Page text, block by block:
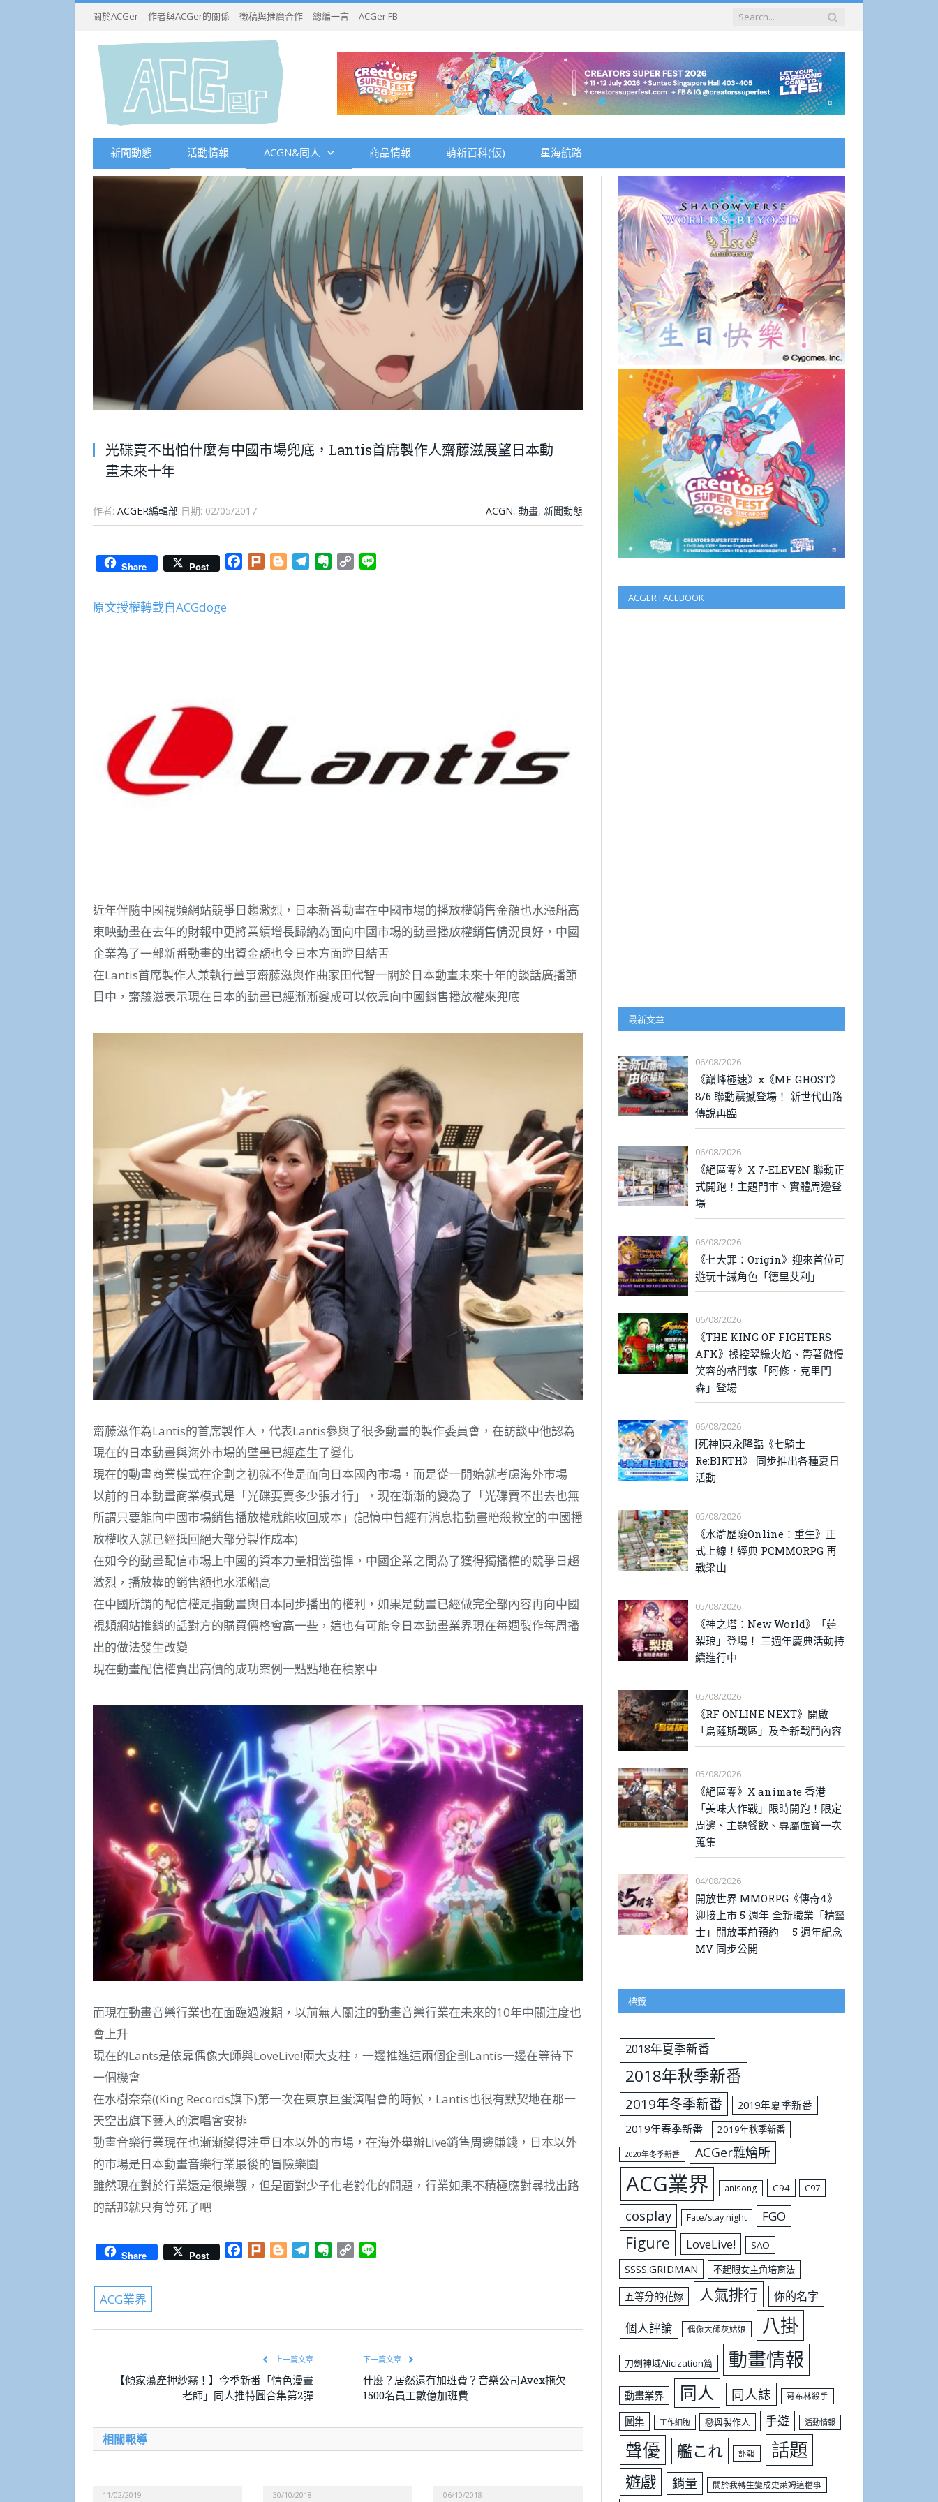
關於ACGer 作者與ACGer的關係 徵稿與推廣合作 總編一言 ACGer FB
新聞動態 活動情報 ACGN&同人 商品情報 萌新百科(仮) 星海航路
光碟賣不出怕什麼有中國市場兜底，Lantis首席製作人齋藤滋展望日本動
畫未來十年
作者: ACGER編輯部 日期: 02/05/2017 ACGN, 動畫, 新聞動態
Share Post Facebook
Plurk BloggerTelegramEvernote
Copy
原文授權轉載自ACGdoge
近年伴隨中國視頻網站競爭日趨激烈，日本新番動畫在中國市場的播放權銷售金額也水漲船高
東映動畫在去年的財報中更將業績增長歸納為面向中國市場的動畫播放權銷售情況良好，中國
企業為了一部新番動畫的出資金額也令日本方面瞠目結舌
在Lantis首席製作人兼執行董事齋藤滋與作曲家田代智一關於日本動畫未來十年的談話廣播節
目中，齋藤滋表示現在日本的動畫已經漸漸變成可以依靠向中國銷售播放權來兜底
齋藤滋作為Lantis的首席製作人，代表Lantis參與了很多動畫的製作委員會，在訪談中他認為
現在的日本動畫與海外市場的壁壘已經產生了變化
現在的動畫商業模式在企劃之初就不僅是面向日本國內市場，而是從一開始就考慮海外市場
以前的日本動畫商業模式是「光碟要賣多少張才行」，現在漸漸的變為了「光碟賣不出去也無
所謂只要能向中國市場銷售播放權就能收回成本」(記憶中曾經有消息指動畫暗殺教室的中國播
放權收入就已經抵回絕大部分製作成本)
在如今的動畫配信市場上中國的資本力量相當強悍，中國企業之間為了獲得獨播權的競爭日趨
激烈，播放權的銷售額也水漲船高
在中國所謂的配信權是指動畫與日本同步播出的權利，如果是動畫已經做完全部內容再向中國
視頻網站推銷的話對方的購買價格會高一些，這也有可能令日本動畫業界現在每週製作每周播
出的做法發生改變
現在動畫配信權賣出高價的成功案例一點點地在積累中
而現在動畫音樂行業也在面臨過渡期，以前無人關注的動畫音樂行業在未來的10年中關注度也
會上升
現在的Lants是依靠偶像大師與LoveLive!兩大支柱，一邊推進這兩個企劃Lantis一邊在等待下
一個機會
在水樹奈奈((King Records旗下)第一次在東京巨蛋演唱會的時候，Lantis也很有默契地在那一
天空出旗下藝人的演唱會安排
動畫音樂行業現在也漸漸變得注重日本以外的市場，在海外舉辦Live銷售周邊賺錢，日本以外
的市場是日本動畫音樂行業最後的冒險樂園
雖然現在對於行業還是很樂觀，但是面對少子化老齡化的問題，行業如果不積極應對尋找出路
的話那就只有等死了吧
Share Post Facebook
Plurk BloggerTelegramEvernote
Copy
ACG業界
上一篇文章
【傾家蕩產押紗霧！】今季新番「情色漫畫
老師」同人推特圖合集第2彈
下一篇文章
什麼？居然還有加班費？音樂公司Avex拖欠
1500名員工數億加班費
相關報導
11/02/2019 30/10/2018 06/10/2018
ACGER FACEBOOK
最新文章
06/08/2026
《巔峰極速》x《MF GHOST》
8/6 聯動震撼登場！ 新世代山路
傳說再臨
06/08/2026
《絕區零》X 7-ELEVEN 聯動正
式開跑！主題門市、實體周邊登
場
06/08/2026
《七大罪：Origin》迎來首位可
遊玩十誡角色「德里艾利」
06/08/2026
《THE KING OF FIGHTERS
AFK》操控翠綠火焰、帶著傲慢
笑容的格鬥家「阿修．克里門
森」登場
06/08/2026
[死神]東永降臨《七騎士
Re:BIRTH》 同步推出各種夏日
活動
05/08/2026
《水滸歷險Online：重生》正
式上線！經典 PCMMORPG 再
戰梁山
05/08/2026
《神之塔：New World》「蓮
梨琅」登場！ 三週年慶典活動持
續進行中
05/08/2026
《RF ONLINE NEXT》開啟
「烏薩斯戰區」及全新戰鬥內容
05/08/2026
《絕區零》X animate 香港
「美味大作戰」限時開跑！限定
周邊、主題餐飲、專屬虛寶一次
蒐集
04/08/2026
開放世界 MMORPG《傳奇4》
迎接上市 5 週年 全新職業「精靈
士」開放事前預約 5 週年紀念
MV 同步公開
標籤
2018年夏季新番
2018年秋季新番
2019年冬季新番
2019年夏季新番
2019年春季新番
2019年秋季新番
2020年冬季新番 ACGer雜燴所
ACG業界 anisong C94 C97
cosplay Fate/stay night FGO
Figure LoveLive! SAO
SSSS.GRIDMAN 不起眼女主角培育法
五等分的花嫁 人氣排行 你的名字
個人評論 偶像大師灰姑娘 八掛
刀劍神域Alicization篇 動畫情報
動畫業界 同人 同人誌 哥布林殺手
圖集 工作細胞 戀與製作人 手遊 活動情報
聲優 艦これ 訃報 話題
遊戲 銷量 關於我轉生變成史萊姆這檔事